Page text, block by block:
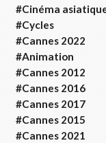
#Cinéma
#Cycles
#Cannes 2022
#Animation
#Cannes 2012
#Cannes 2016
#Cannes 2017
#Cannes 2015
#Cannes 2021